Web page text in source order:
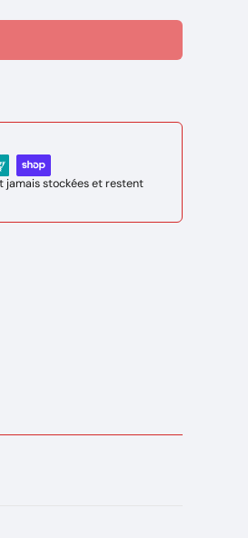
jamais stockées et restent